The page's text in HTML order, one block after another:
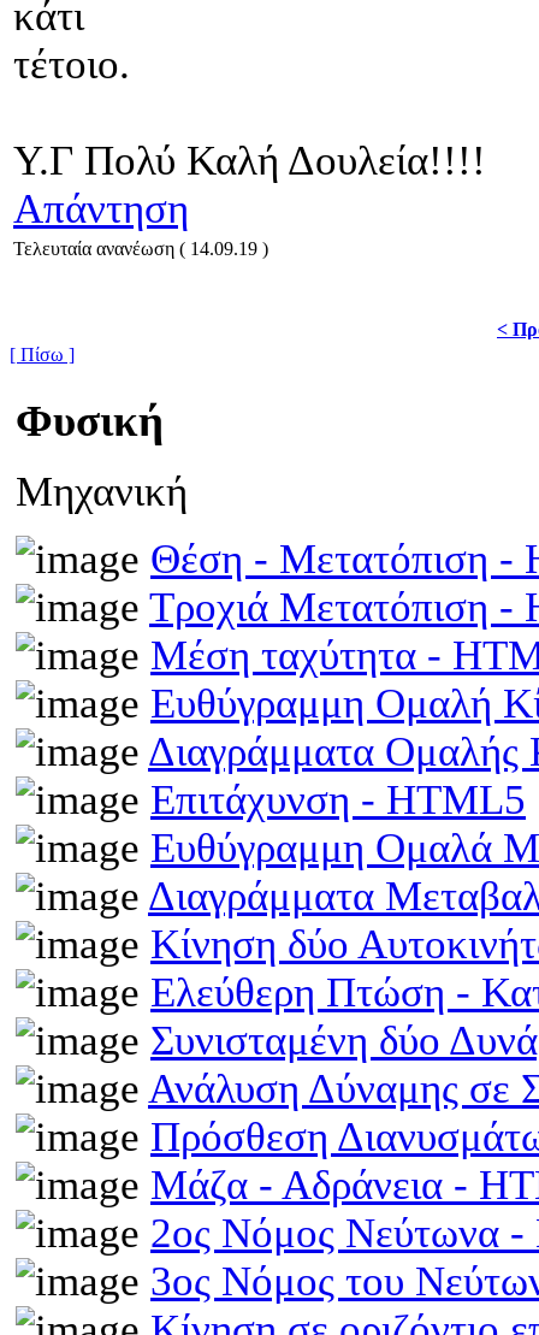
κάτι
τέτοιο.
Υ.Γ Πολύ Καλή Δουλεία!!!!
Απάντηση
Τελευταία ανανέωση ( 14.09.19 )
<
[ Πίσω ]
Φυσική
Μηχανική
Θέση - Μετατόπιση -
Τροχιά Μετατόπιση -
Μέση ταχύτητα -
Ευθύγραμμη Ομαλή
Διαγράμματα
Επιτάχυνση - HTML5
Ευθύγραμμη Ομαλά
Διαγράμματα
Κίνηση δύο
Ελεύθερη Πτώση -
Συνισταμένη δύο
Ανάλυση Δύναμης σε
Πρόσθεση
Μάζα - Αδράνεια -
2ος Νόμος Νεύτωνα
3ος Νόμος του